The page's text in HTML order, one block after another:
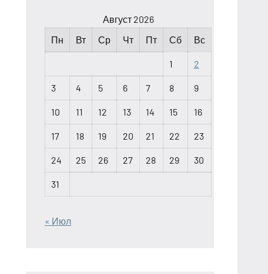
Август 2026
Пн
Вт Ср Чт Пт Сб Вс
1 2
3 4 5 6 7 8 9
10 11 12 13 14 15 16
17 18 19 20 21 22 23
24 25 26 27 28 29 30
31
« Июл